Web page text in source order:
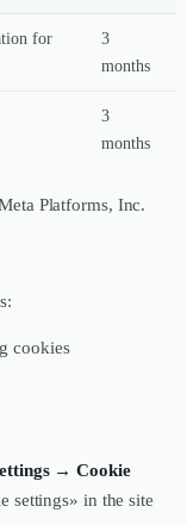
for
3
months
3
months
Platforms, Inc.
cookies
→ Cookie
settings» in the site